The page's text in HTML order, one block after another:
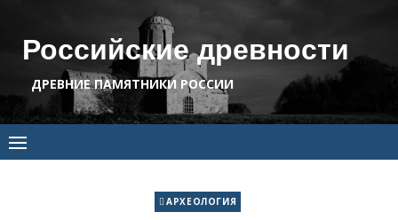
contentРоссийские древности
ДРЕВНИЕ ПАМЯТНИКИ РОССИИ
АРХЕОЛОГИЯ